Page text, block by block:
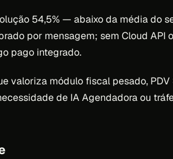
54,5% — abaixo da média do
por mensagem; sem Cloud API
pago integrado.
valoriza módulo fiscal pesado, PDV
de IA Agendadora ou